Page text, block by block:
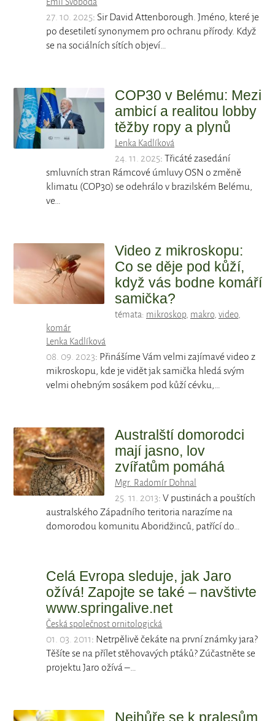
Emil Svoboda
27. 10. 2025: Sir David Attenborough. Jméno, které je
po desetiletí synonymem pro ochranu přírody. Když
se na sociálních sítích objeví…
COP30 v Belému: Mezi
ambicí a realitou lobby
těžby ropy a plynů
Lenka Kadlíková
24. 11. 2025: Třicáté zasedání
smluvních stran Rámcové úmluvy OSN o změně
klimatu (COP30) se odehrálo v brazilském Belému,
ve…
Video z mikroskopu:
Co se děje pod kůží,
když vás bodne komáří
samička?
témata: mikroskop, makro, video,
komár
Lenka Kadlíková
08. 09. 2023: Přinášíme Vám velmi zajímavé video z
mikroskopu, kde je vidět jak samička hledá svým
velmi ohebným sosákem pod kůží cévku,…
Australští domorodci
mají jasno, lov
zvířatům pomáhá
Mgr. Radomír Dohnal
25. 11. 2013: V pustinách a pouštích
australského Západního teritoria narazíme na
domorodou komunitu Aboridžinců, patřící do…
Celá Evropa sleduje, jak Jaro
ožívá! Zapojte se také – navštivte
www.springalive.net
Česká společnost ornitologická
01. 03. 2011: Netrpělivě čekáte na první známky jara?
Těšíte se na přílet stěhovavých ptáků? Zúčastněte se
projektu Jaro ožívá –…
Nejhůře se k pralesům